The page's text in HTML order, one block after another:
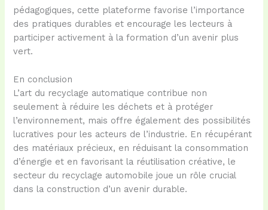
pédagogiques, cette plateforme favorise l’importance
des pratiques durables et encourage les lecteurs à
participer activement à la formation d’un avenir plus
vert.
En conclusion
L’art du recyclage automatique contribue non
seulement à réduire les déchets et à protéger
l’environnement, mais offre également des possibilités
lucratives pour les acteurs de l’industrie. En récupérant
des matériaux précieux, en réduisant la consommation
d’énergie et en favorisant la réutilisation créative, le
secteur du recyclage automobile joue un rôle crucial
dans la construction d’un avenir durable.